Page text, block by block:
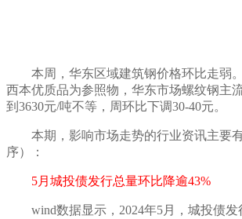
本周 ，华东区域建筑钢价格环比走弱
西本优质品为参照物，华东市场螺纹钢主
到 3630元/吨不等， 周环比下调30-40元。
本期，影响市场走势的行业资讯主要
序）：
5月城投债发行总量环比降逾43%
wind数据显示，2024年5月，城投债发